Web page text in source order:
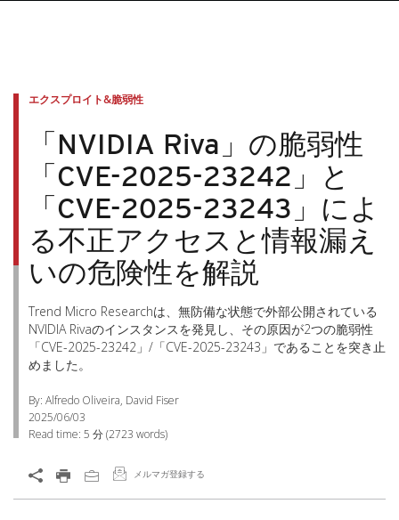
エクスプロイト&脆弱性
「NVIDIA Riva」の脆弱性
「CVE-2025-23242」と
「CVE-2025-23243」によ
る不正アクセスと情報漏え
いの危険性を解説
Trend Micro Researchは、無防備な状態で外部公開されている
NVIDIA Rivaのインスタンスを発見し、その原因が2つの脆弱性
「CVE-2025-23242」/「CVE-2025-23243」であることを突き止
めました。
By: Alfredo Oliveira, David Fiser
2025/06/03
Read time: 5 分(2723 words)
メルマガ登録する